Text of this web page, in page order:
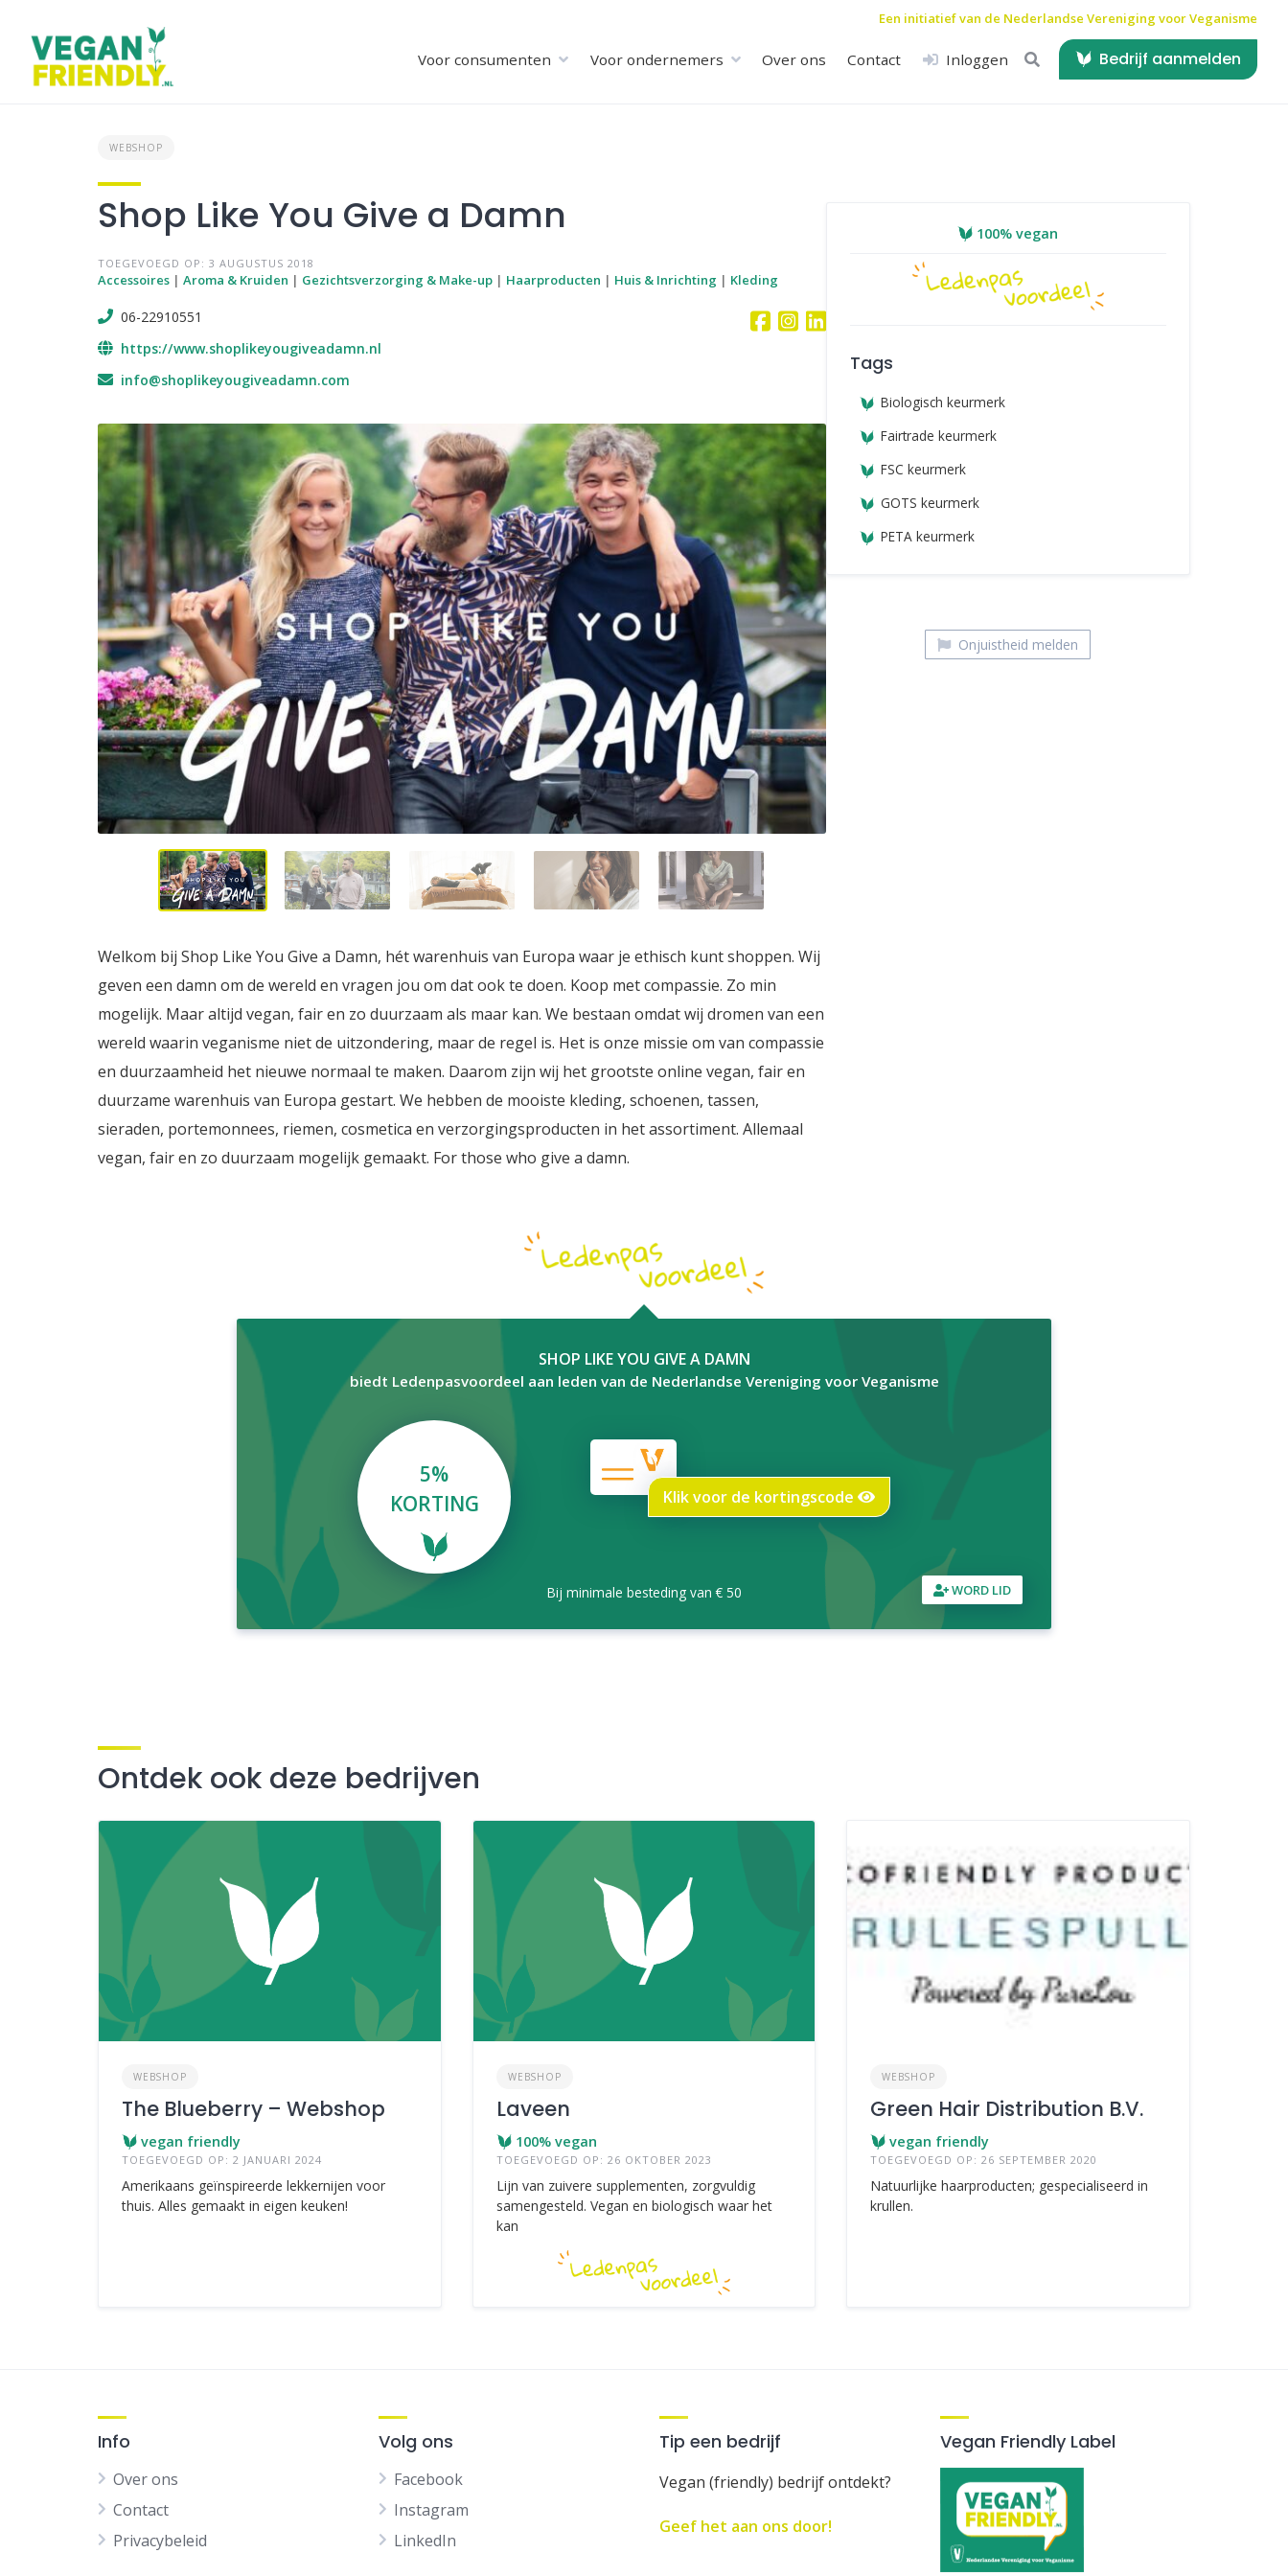
Een initiatief van de Nederlandse Vereniging voor Veganisme
content
Voor consumenten Voor ondernemers Over ons Contact Inloggen Bedrijf aanmelden
WEBSHOP
Shop Like You Give a Damn
TOEGEVOEGD OP: 3 AUGUSTUS 2018
Accessoires | Aroma & Kruiden | Gezichtsverzorging & Make-up | Haarproducten | Huis & Inrichting | Kleding
06-22910551
https://www.shoplikeyougiveadamn.nl
info@shoplikeyougiveadamn.com
Welkom bij Shop Like You Give a Damn, hét warenhuis van Europa waar je ethisch kunt shoppen. Wij
geven een damn om de wereld en vragen jou om dat ook te doen. Koop met compassie. Zo min
mogelijk. Maar altijd vegan, fair en zo duurzaam als maar kan. We bestaan omdat wij dromen van een
wereld waarin veganisme niet de uitzondering, maar de regel is. Het is onze missie om van compassie
en duurzaamheid het nieuwe normaal te maken. Daarom zijn wij het grootste online vegan, fair en
duurzame warenhuis van Europa gestart. We hebben de mooiste kleding, schoenen, tassen,
sieraden, portemonnees, riemen, cosmetica en verzorgingsproducten in het assortiment. Allemaal
vegan, fair en zo duurzaam mogelijk gemaakt. For those who give a damn.
100% vegan
Tags
Biologisch keurmerk
Fairtrade keurmerk
FSC keurmerk
GOTS keurmerk
PETA keurmerk
Onjuistheid melden
SHOP LIKE YOU GIVE A DAMN
biedt Ledenpasvoordeel aan leden van de Nederlandse Vereniging voor Veganisme
5%
KORTING
Klik voor de kortingscode
Bij minimale besteding van € 50 WORD LID
Ontdek ook deze bedrijven
WEBSHOP
The Blueberry – Webshop
vegan friendly
TOEGEVOEGD OP: 2 JANUARI 2024
Amerikaans geïnspireerde lekkernijen voor
thuis. Alles gemaakt in eigen keuken!
WEBSHOP
Laveen
100% vegan
TOEGEVOEGD OP: 26 OKTOBER 2023
Lijn van zuivere supplementen, zorgvuldig
samengesteld. Vegan en biologisch waar het
kan
WEBSHOP
Green Hair Distribution B.V.
vegan friendly
TOEGEVOEGD OP: 26 SEPTEMBER 2020
Natuurlijke haarproducten; gespecialiseerd in
krullen.
Info
Over ons
Contact
Privacybeleid
Volg ons
Facebook
Instagram
LinkedIn
Tip een bedrijf
Vegan (friendly) bedrijf ontdekt?
Geef het aan ons door!
Vegan Friendly Label